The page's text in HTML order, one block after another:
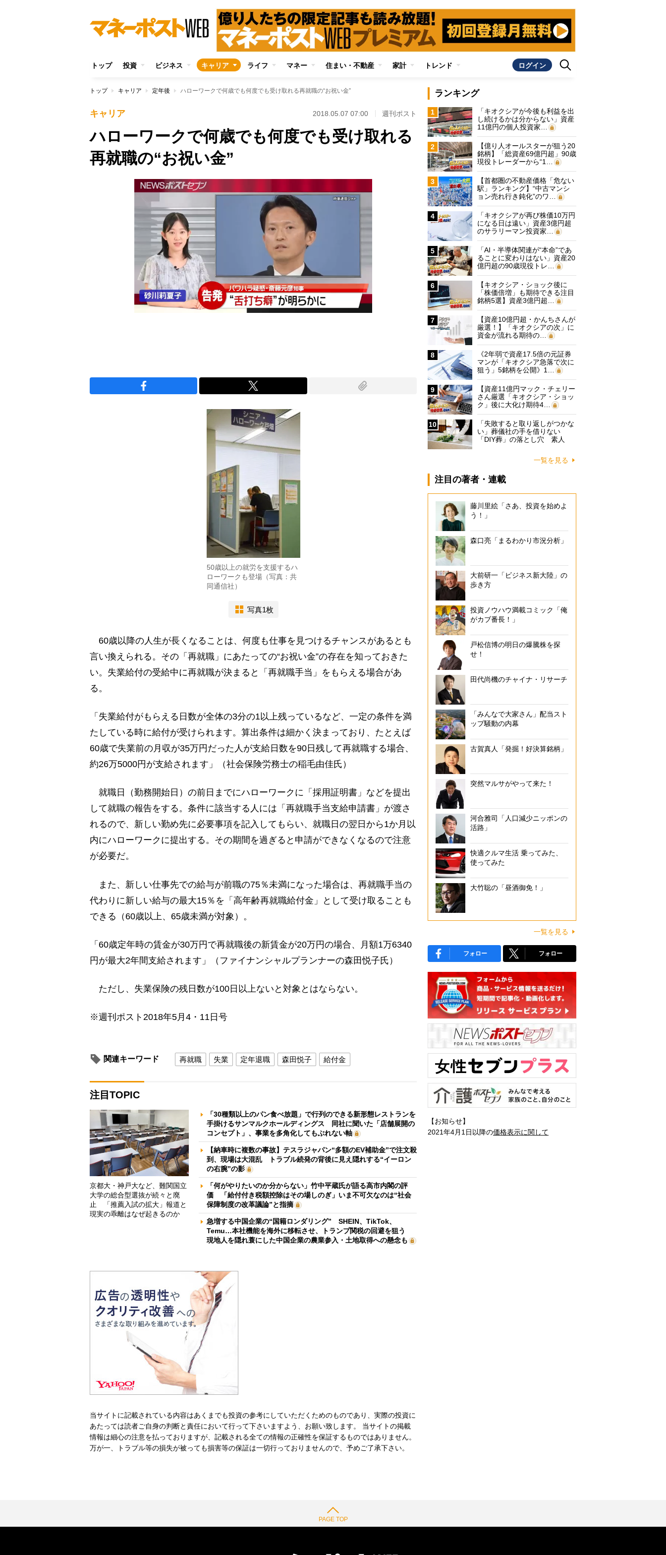
トップ 投資 ビジネス キャリア ライフ マネー 住まい・不動産 家計 トレンド ログイン
トップ キャリア 定年後 ハローワークで何歳でも何度でも受け取れる再就職の“お祝い金”
キャリア 2018.05.07 07:00 週刊ポスト
ハローワークで何歳でも何度でも受け取れる
再就職の“お祝い金”
50歳以上の就労を支援するハ
ローワークも登場（写真：共
同通信社）
写真1枚
60歳以降の人生が長くなることは、何度も仕事を見つけるチャンスがあるとも
言い換えられる。その「再就職」にあたっての“お祝い金”の存在を知っておきた
い。失業給付の受給中に再就職が決まると「再就職手当」をもらえる場合があ
る。
「失業給付がもらえる日数が全体の3分の1以上残っているなど、一定の条件を満
たしている時に給付が受けられます。算出条件は細かく決まっており、たとえば
60歳で失業前の月収が35万円だった人が支給日数を90日残して再就職する場合、
約26万5000円が支給されます」（社会保険労務士の稲毛由佳氏）
就職日（勤務開始日）の前日までにハローワークに「採用証明書」などを提出
して就職の報告をする。条件に該当する人には「再就職手当支給申請書」が渡さ
れるので、新しい勤め先に必要事項を記入してもらい、就職日の翌日から1か月以
内にハローワークに提出する。その期間を過ぎると申請ができなくなるので注意
が必要だ。
また、新しい仕事先での給与が前職の75％未満になった場合は、再就職手当の
代わりに新しい給与の最大15％を「高年齢再就職給付金」として受け取ることも
できる（60歳以上、65歳未満が対象）。
「60歳定年時の賃金が30万円で再就職後の新賃金が20万円の場合、月額1万6340
円が最大2年間支給されます」（ファイナンシャルプランナーの森田悦子氏）
ただし、失業保険の残日数が100日以上ないと対象とはならない。
※週刊ポスト2018年5月4・11日号
関連キーワード 再就職 失業 定年退職 森田悦子 給付金
注目TOPIC
京都大・神戸大など、難関国立
大学の総合型選抜が続々と廃
止 「推薦入試の拡大」報道と
現実の乖離はなぜ起きるのか
「30種類以上のパン食べ放題」で行列のできる新形態レストランを
手掛けるサンマルクホールディングス 同社に聞いた「店舗展開の
コンセプト」、事業を多角化してもぶれない軸
【納車時に複数の事故】テスラジャパン“多額のEV補助金”で注文殺
到、現場は大混乱 トラブル続発の背後に見え隠れする“イーロン
の右腕”の影
「何がやりたいのか分からない」竹中平蔵氏が語る高市内閣の評
価 「給付付き税額控除はその場しのぎ」いま不可欠なのは“社会
保障制度の改革議論”と指摘
急増する中国企業の“国籍ロンダリング” SHEIN、TikTok、
Temu…本社機能を海外に移転させ、トランプ関税の回避を狙う
現地人を隠れ蓑にした中国企業の農業参入・土地取得への懸念も
当サイトに記載されている内容はあくまでも投資の参考にしていただくためのものであり、実際の投資に
あたっては読者ご自身の判断と責任において行って下さいますよう、お願い致します。 当サイトの掲載
情報は細心の注意を払っておりますが、記載される全ての情報の正確性を保証するものではありません。
万が一、トラブル等の損失が被っても損害等の保証は一切行っておりませんので、予めご了承下さい。
ランキング
1
「キオクシアが今後も利益を出
し続けるかは分からない」資産
11億円の個人投資家…
2
【億り人オールスターが狙う20
銘柄】「総資産69億円超」90歳
現役トレーダーから“1…
3
【首都圏の不動産価格「危ない
駅」ランキング】“中古マンシ
ョン売れ行き鈍化”のワ…
4
「キオクシアが再び株価10万円
になる日は遠い」資産3億円超
のサラリーマン投資家…
5
「AI・半導体関連が“本命”であ
ることに変わりはない」資産20
億円超の90歳現役トレ…
6
【キオクシア・ショック後に
「株価倍増」も期待できる注目
銘柄5選】資産3億円超…
7
【資産10億円超・かんちさんが
厳選！】「キオクシアの次」に
資金が流れる期待の…
8
《2年弱で資産17.5倍の元証券
マンが「キオクシア急落で次に
狙う」5銘柄を公開》1…
9
【資産11億円マック・チェリー
さん厳選「キオクシア・ショッ
ク」後に大化け期待4…
10
「失敗すると取り返しがつかな
い」葬儀社の手を借りない
「DIY葬」の落とし穴 素人
一覧を見る
注目の著者・連載
藤川里絵「さあ、投資を始めよ
う！」
森口亮「まるわかり市況分析」
大前研一「ビジネス新大陸」の
歩き方
投資ノウハウ満載コミック「俺
がカブ番長！」
戸松信博の明日の爆騰株を探
せ！
田代尚機のチャイナ・リサーチ
「みんなで大家さん」配当スト
ップ騒動の内幕
古賀真人「発掘！好決算銘柄」
突然マルサがやって来た！
河合雅司「人口減少ニッポンの
活路」
快適クルマ生活 乗ってみた、
使ってみた
大竹聡の「昼酒御免！」
一覧を見る
フォロー フォロー
【お知らせ】
2021年4月1日以降の価格表示に関して
PAGE TOP